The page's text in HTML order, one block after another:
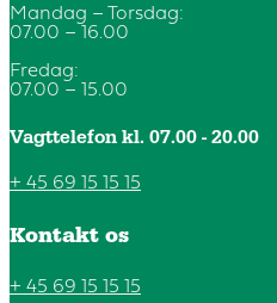
Mandag – Torsdag:
07.00 – 16.00
Fredag:
07.00 – 15.00
Vagttelefon kl. 07.00 - 20.00
+ 45 69 15 15 15
Kontakt os
+ 45 69 15 15 15